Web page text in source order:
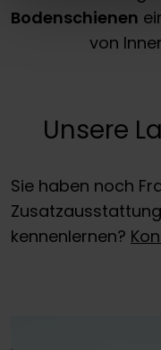
Bodenschienen
von
Unsere
Sie haben noch
kennenlernen?